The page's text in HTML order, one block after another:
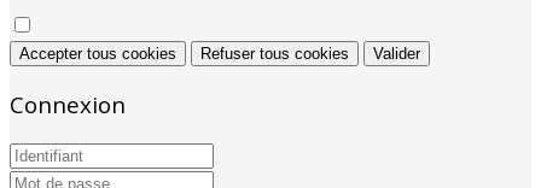
Accepter tous cookies Refuser tous cookies Valider
Connexion